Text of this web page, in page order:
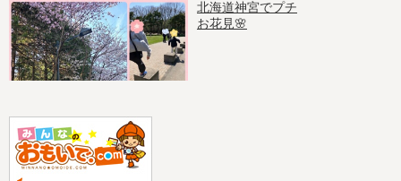
北海道神宮でプチ
お花見🌸